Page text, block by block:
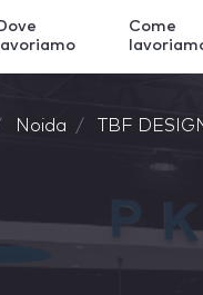
lavoriamo
Come
Noida TBF